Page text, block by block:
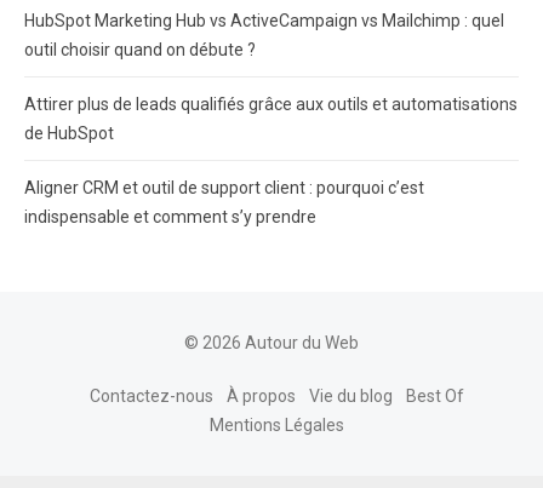
HubSpot Marketing Hub vs ActiveCampaign vs Mailchimp : quel
outil choisir quand on débute ?
Attirer plus de leads qualifiés grâce aux outils et automatisations
de HubSpot
Aligner CRM et outil de support client : pourquoi c’est
indispensable et comment s’y prendre
© 2026 Autour du Web
Contactez-nous À propos Vie du blog
Best Of
Mentions Légales